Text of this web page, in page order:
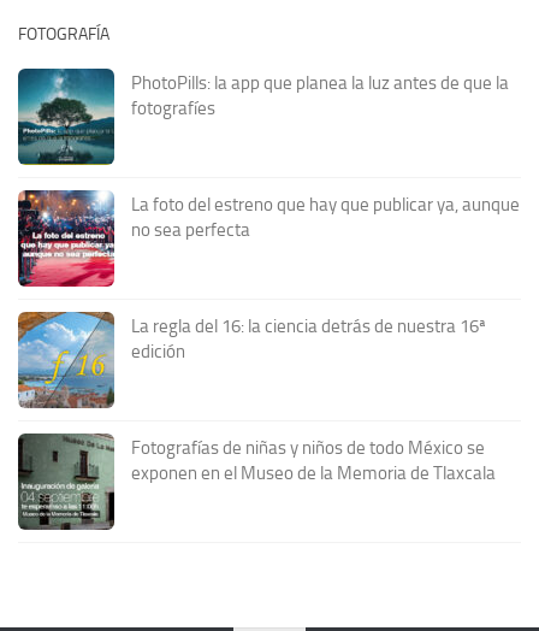
FOTOGRAFÍA
PhotoPills: la app que planea la luz antes de que la
fotografíes
La foto del estreno que hay que publicar ya, aunque
no sea perfecta
La regla del 16: la ciencia detrás de nuestra 16ª
edición
Fotografías de niñas y niños de todo México se
exponen en el Museo de la Memoria de Tlaxcala